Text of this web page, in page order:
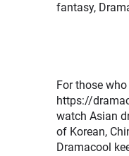
fantasy,
For those
https://
watch Asian
of Korean,
Dramacool